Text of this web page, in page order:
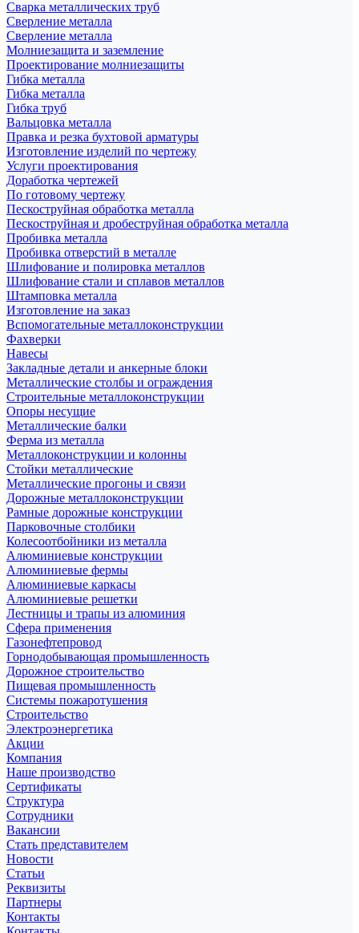
Сварка металлических труб
Сверление металла
Сверление металла
Молниезащита и заземление
Проектирование молниезащиты
Гибка металла
Гибка металла
Гибка труб
Вальцовка металла
Правка и резка бухтовой арматуры
Изготовление изделий по чертежу
Услуги проектирования
Доработка чертежей
По готовому чертежу
Пескоструйная обработка металла
Пескоструйная и дробеструйная обработка металла
Пробивка металла
Пробивка отверстий в металле
Шлифование и полировка металлов
Шлифование стали и сплавов металлов
Штамповка металла
Изготовление на заказ
Вспомогательные металлоконструкции
Фахверки
Навесы
Закладные детали и анкерные блоки
Металлические столбы и ограждения
Строительные металлоконструкции
Опоры несущие
Металлические балки
Ферма из металла
Металлоконструкции и колонны
Стойки металлические
Металлические прогоны и связи
Дорожные металлоконструкции
Рамные дорожные конструкции
Парковочные столбики
Колесоотбойники из металла
Алюминиевые конструкции
Алюминиевые фермы
Алюминиевые каркасы
Алюминиевые решетки
Лестницы и трапы из алюминия
Сфера применения
Газонефтепровод
Горнодобывающая промышленность
Дорожное строительство
Пищевая промышленность
Системы пожаротушения
Строительство
Электроэнергетика
Акции
Компания
Наше производство
Сертификаты
Структура
Сотрудники
Вакансии
Стать представителем
Новости
Статьи
Реквизиты
Партнеры
Контакты